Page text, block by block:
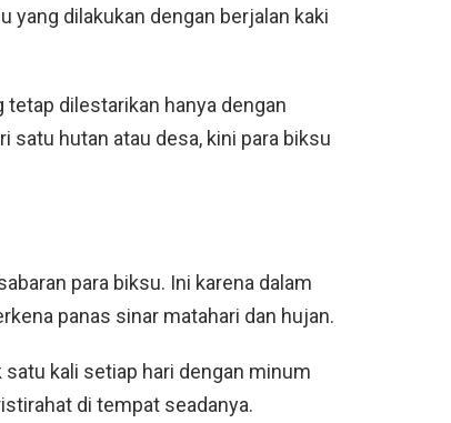
yang dilakukan dengan berjalan kaki
dilestarikan hanya dengan
satu hutan atau desa, kini para biksu
para biksu. Ini karena dalam
panas sinar matahari dan hujan.
satu kali setiap hari dengan minum
di tempat seadanya.